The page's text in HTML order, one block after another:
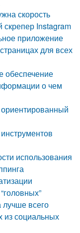
скорость
скрепер Instagram
приложение
для всех
обеспечение
о чем
использования
лучше всего
из социальных